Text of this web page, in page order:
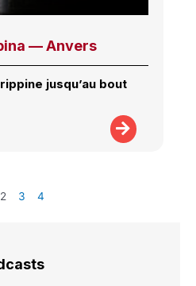
— Anvers
jusqu’au bout
2 3 4